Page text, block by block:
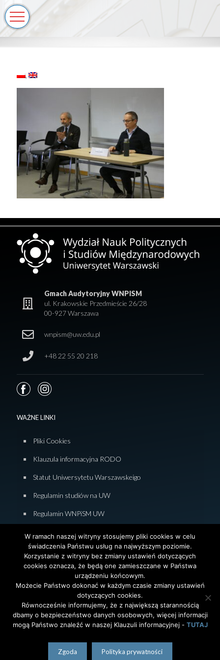
Gmach Audytoryjny WNPISM
ul. Krakowskie Przedmieście 26/28
00-927 Warszawa
wnpism@uw.edu.pl
+48 22 55 20 218
WAŻNE LINKI
Pliki Cookies
Klauzula informacyjna RODO
Statut Uniwersytetu Warszawskeigo
Regulamin studiów na UW
Regulamin WNPiSM UW
Deklaracja dostępności WNPiSM
© 2026 Wydział Nauk Politycznych i Studiów
Międzynarodowych. Uniwersytet Warszawski. All Rights
Reserved. Projekt i realizacja stronyAgencjaInterAktywni
W ramach naszej witryny stosujemy pliki cookies w celu
świadczenia Państwu usług na najwyższym poziomie.
Korzystanie z witryny bez zmiany ustawień dotyczących
cookies oznacza, że będą one zamieszczane w Państwa
urządzeniu końcowym.
Możecie Państwo dokonać w każdym czasie zmiany ustawień
dotyczących cookies.
Równocześnie informujemy, że z największą starannością
dbamy o bezpieczeństwo danych osobowych, więcej informacji
mogą Państwo znaleźć w naszej Klauzuli informacyjnej - TUTAJ
Zgoda Polityka prywatności